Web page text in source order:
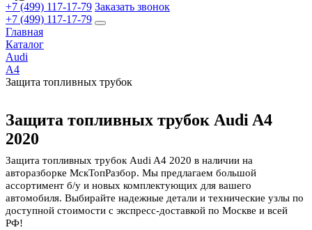
+7 (499) 117-17-79 Заказать звонок
+7 (499) 117-17-79
Главная
Каталог
Audi
A4
Защита топливных трубок
Защита топливных трубок Audi A4
2020
Защита топливных трубок Audi A4 2020 в наличии на
авторазборке МскТопРазбор. Мы предлагаем большой
ассортимент б/у и новых комплектующих для вашего
автомобиля. Выбирайте надежные детали и технические узлы по
доступной стоимости с экспресс-доставкой по Москве и всей
РФ!